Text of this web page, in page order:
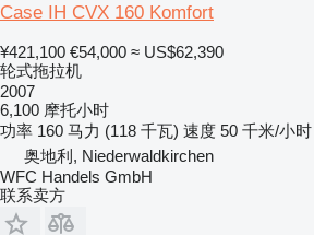
Case IH CVX 160 Komfort
¥421,100 €54,000 ≈ US$62,390
轮式拖拉机
2007
6,100 摩托小时
功率 160 马力 (118 千瓦) 速度 50 千米/小时
奥地利, Niederwaldkirchen
WFC Handels GmbH
联系卖方